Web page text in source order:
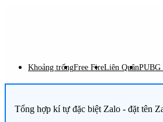
Khoảng trốngFree FireLiên QuânPUBG
Tổng hợp kí tự đặc biệt Zalo - đặt tên